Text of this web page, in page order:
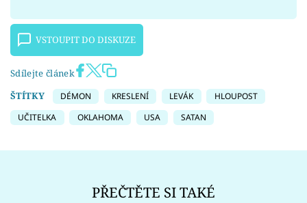
VSTOUPIT DO DISKUZE
Sdílejte článek
ŠTÍTKY
DÉMON KRESLENÍ LEVÁK
HLOUPOST
UČITELKA
OKLAHOMA USA SATAN
PŘEČTĚTE SI TAKÉ